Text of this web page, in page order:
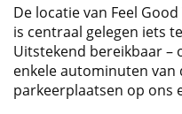
De locatie van Feel
is centraal gelegen iets
Uitstekend bereikbaar –
enkele autominuten van
parkeerplaatsen op ons